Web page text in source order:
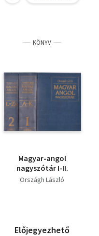
KÖNYV
Magyar-angol
nagyszótár I-II.
Országh László
Előjegyezhető